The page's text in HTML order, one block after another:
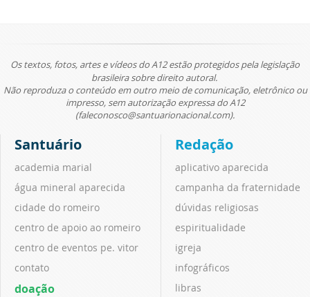
Os textos, fotos, artes e vídeos do A12 estão protegidos pela legislação
brasileira sobre direito autoral.
Não reproduza o conteúdo em outro meio de comunicação, eletrônico ou
impresso, sem autorização expressa do A12
(faleconosco@santuarionacional.com).
Santuário
academia marial
água mineral aparecida
cidade do romeiro
centro de apoio ao romeiro
centro de eventos pe. vitor
contato
doação
Redação
aplicativo aparecida
campanha da fraternidade
dúvidas religiosas
espiritualidade
igreja
infográficos
libras